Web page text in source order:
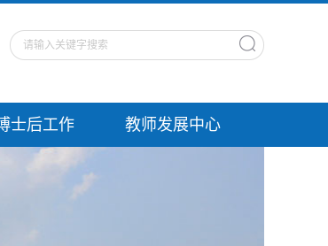
士后工作 教师发展中心